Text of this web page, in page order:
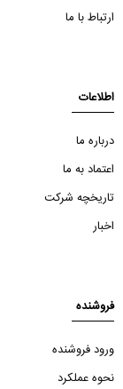
ارتباط با ما
اطلاعات
درباره ما
اعتماد به ما
تاریخچه شرکت
اخبار
فروشنده
ورود فروشنده
نحوه عملکرد